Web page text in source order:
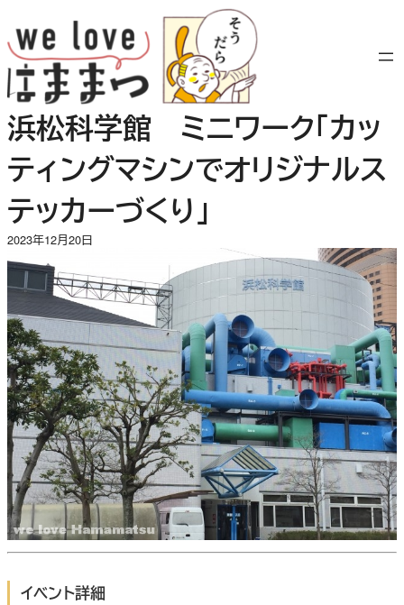
容
を
ス
キ
ッ
プ
浜松科学館 ミニワーク「カッ
ティングマシンでオリジナルス
テッカーづくり」
2023年12月20日
イベント詳細